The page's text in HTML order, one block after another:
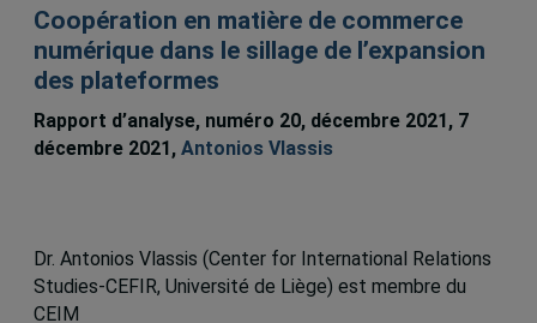
Coopération en matière de commerce
numérique dans le sillage de l’expansion
des plateformes
Rapport d’analyse, numéro 20, décembre 2021, 7
décembre 2021, Antonios Vlassis
Dr. Antonios Vlassis (Center for International Relations
Studies-CEFIR, Université de Liège) est membre du
CEIM